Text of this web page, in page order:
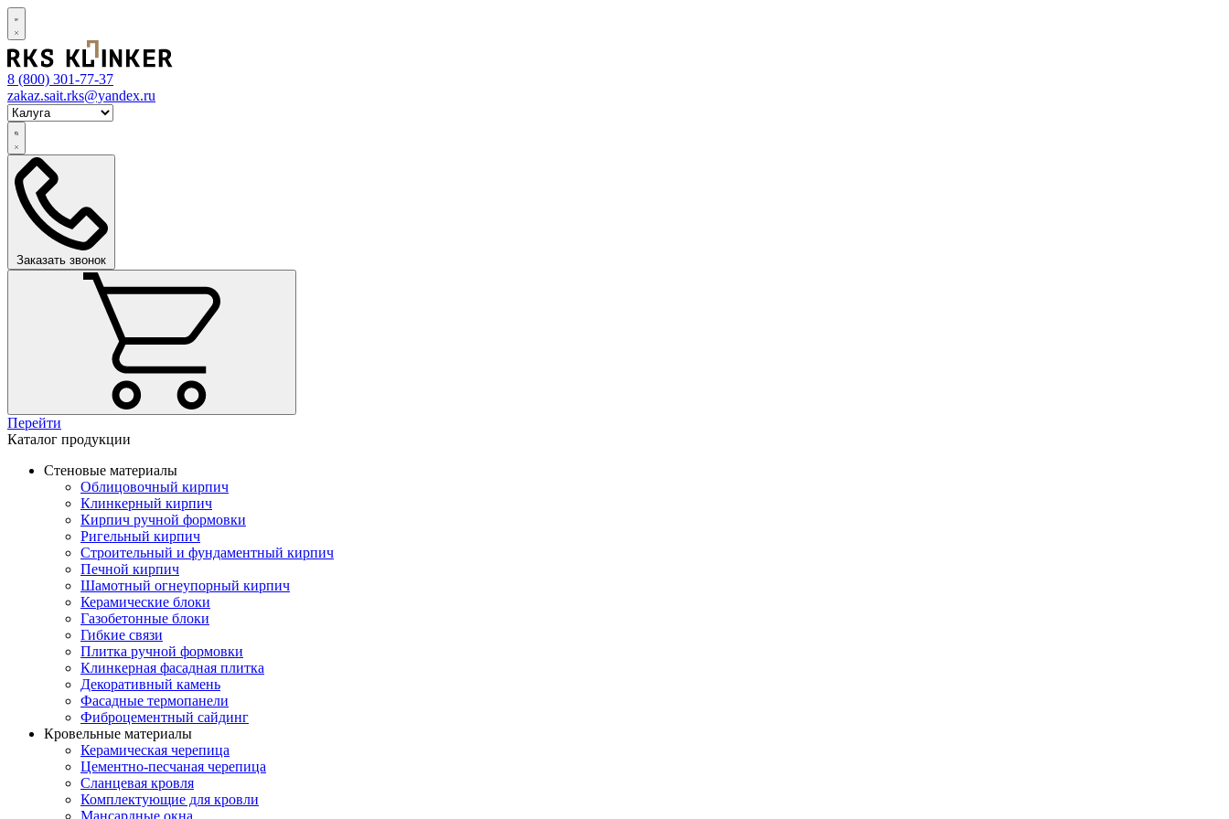
8 (800) 301-77-37
zakaz.sait.rks@yandex.ru
Заказать звонок
Перейти
Каталог продукции
Стеновые материалы
Облицовочный кирпич
Клинкерный кирпич
Кирпич ручной формовки
Ригельный кирпич
Строительный и фундаментный кирпич
Печной кирпич
Шамотный огнеупорный кирпич
Керамические блоки
Газобетонные блоки
Гибкие связи
Плитка ручной формовки
Клинкерная фасадная плитка
Декоративный камень
Фасадные термопанели
Фиброцементный сайдинг
Кровельные материалы
Керамическая черепица
Цементно-песчаная черепица
Сланцевая кровля
Комплектующие для кровли
Мансардные окна